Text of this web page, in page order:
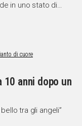
in uno stato di
anni dopo un
tra gli angeli”